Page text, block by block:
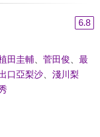
6.8
田圭輔、 菅田俊
最
口亞梨沙、 淺川梨